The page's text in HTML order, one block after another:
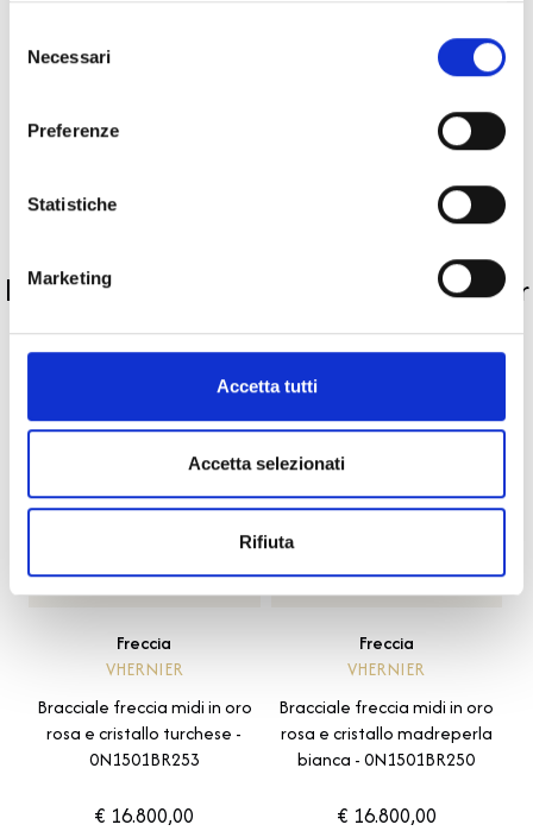
delNecessari
Preferenze
Statistiche
Marketing
Accetta tutti
Accetta selezionati
Rifiuta
Descrizione
Metalli
La nostra selezione di prodotti scelti per
te
Freccia
VHERNIER
Bracciale freccia midi in oro
rosa e cristallo turchese -
0N1501BR253
€ 16.800,00
Freccia
VHERNIER
Bracciale freccia midi in oro
rosa e cristallo madreperla
bianca - 0N1501BR250
€ 16.800,00